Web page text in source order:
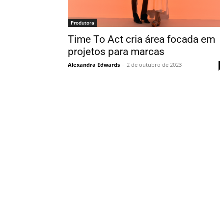
Produtora
Time To Act cria área focada em
projetos para marcas
Alexandra Edwards - 2 de outubro de 2023